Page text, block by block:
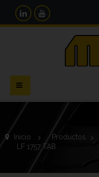
Navegación
Toggle
Inicio > Productos >
LF 1757 TAB